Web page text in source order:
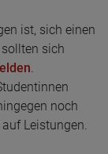
ist, sich einen
sich
.
noch
Leistungen.